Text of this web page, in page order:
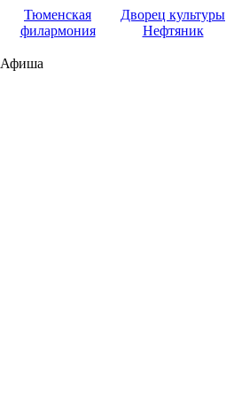
Тюменская
филармония
Дворец культуры
Нефтяник
Афиша